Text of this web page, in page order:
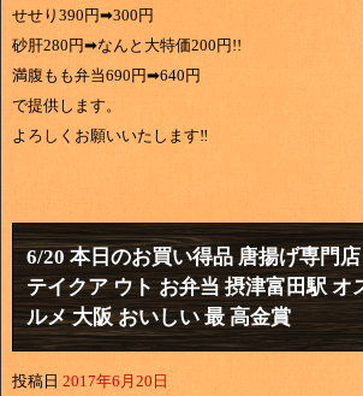
せせり390円➡300円
砂肝280円➡なんと大特価200円!!
満腹もも弁当690円➡640円
で提供します。
よろしくお願いいたします‼
6/20 本日のお買い得品 唐揚げ専門
テイクア ウト お弁当 摂津富田駅 オ
ルメ 大阪 おいしい 最 高金賞
投稿日 2017年6月20日